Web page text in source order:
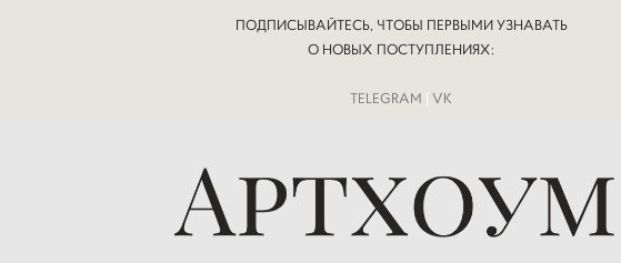
ПОДПИСЫВАЙТЕСЬ, ЧТОБЫ ПЕРВЫМИ УЗНАВАТЬ
О НОВЫХ ПОСТУПЛЕНИЯХ:
TELEGRAM | VK